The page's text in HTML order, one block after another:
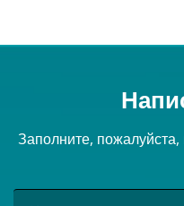
Заполните,